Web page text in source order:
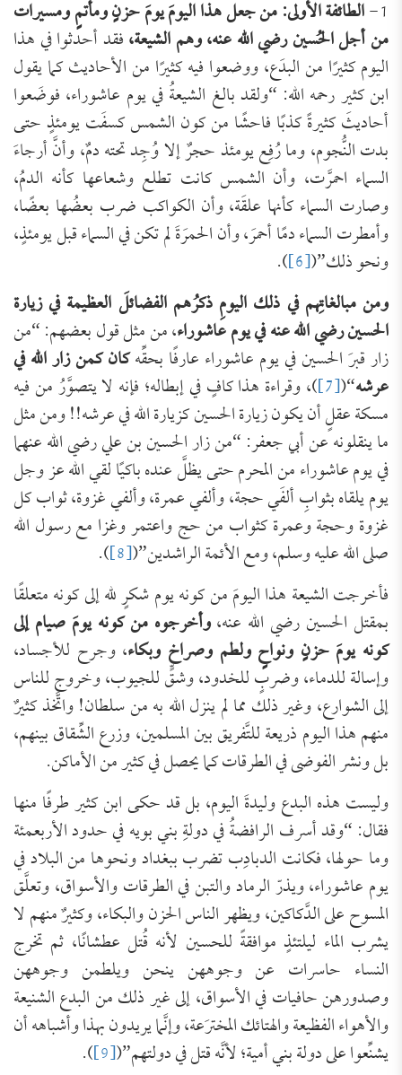
1- الطائفة الأولى: من جعل هذا اليومَ يومَ حزنٍ ومأتمٍ ومسيرات
من أجل الحُسين رضي الله عنه، وهم الشيعة،فقد أحدثوا في هذا
اليوم كثيرًا من البدَع، ووضعوا فيه كثيرًا من الأحاديث كما يقول
ابن كثير رحمه الله: “ولقد بالغ الشيعةُ في يوم عاشوراء، فوضَعوا
أحاديثَ كثيرةً كذبًا فاحشًا من كون الشمس كسفَت يومئذٍ حتى
بدت النُّجوم، وما رُفِع يومئذ حجرٌ إلا وُجِد تحته دمٌ، وأنَّ أرجاءَ
السماء احمرَّت، وأن الشمس كانت تطلع وشعاعها كأنه الدمُ،
وصارت السماء كأنها علقَة، وأن الكواكب ضرب بعضُها بعضًا،
وأمطرت السماء دمًا أحمرَ، وأن الحمرَةَ لم تكن في السماء قبل يومئذٍ،
ونحو ذلك”([6]
).
ومن مبالغاتِهم في ذلك اليومِ ذكرُهم الفضائلَ العظيمة في زيارة
الحسين رضي الله عنه في يوم عاشوراء، من مثل قول بعضهم: “من
زار قبرَ الحسين في يوم عاشوراء عارفًا بحقِّهكان كمن زار الله في
عرشه“(
[7] )، وقراءة هذا كافٍ في إبطاله؛ فإنه لا يتصوَّرُ من فيه
مسكة عقلٍ أن يكون زيارة الحسين كزيارة الله في عرشه!! ومن مثل
ما ينقلونه عن أبي جعفر: “من زار الحسين بن علي رضي الله عنهما
في يوم عاشوراء من المحرم حتى يظلَّ عنده باكيًا لقي الله عز وجل
يوم يلقاه بثوابِ ألفَي حجة، وألفي عمرة، وألفي غزوة، ثواب كل
غزوة وحجة وعمرة كثواب من حج واعتمر وغزا مع رسول الله
صلى الله عليه وسلم، ومع الأئمة الراشدين”([8]
).
فأخرجت الشيعة هذا اليومَ من كونه يوم شكرٍ لله إلى كونه متعلقًا
بمقتل الحسين رضي الله عنه،وأخرجوه من كونه يومَ صيام إلى
كونه يومَ حزنٍ ونواحٍ ولطم وصراخ وبكاء، وجرح للأجساد،
وإسالة للدماء، وضربٍ للخدود، وشقٍّ للجيوب، وخروج للناس
إلى الشوارع، وغير ذلك مما لم ينزل الله به من سلطان! واتَّخذ كثيرٌ
منهم هذا اليوم ذريعة للتَّفريق بين المسلمين، وزرع الشِّقاق بينهم،
بل ونشر الفوضى في الطرقات كما يحصل في كثير من الأماكن.
وليست هذه البدع وليدةَ اليوم، بل قد حكى ابن كثير طرفًا منها
فقال: “وقد أسرف الرافضةُ في دولةِ بني بويه في حدود الأربعمئة
وما حولها، فكانت الدبادِب تضرب ببغداد ونحوها من البلاد في
يوم عاشوراء، ويذرّ الرماد والتبن في الطرقات والأسواق، وتعلَّق
المسوح على الدَّكاكين، ويظهر الناس الحزن والبكاء، وكثيرٌ منهم لا
يشرب الماء ليلتئذٍ موافقةً للحسين لأنه قُتل عطشانًا، ثم تخرج
النساء حاسرات عن وجوههن ينحن ويلطمن وجوههن
وصدورهن حافيات في الأسواق، إلى غير ذلك من البدع الشنيعة
والأهواء الفظيعة والهتائك المخترَعة، وإنَّما يريدون بهذا وأشباهه أن
يشنِّعوا على دولة بني أمية؛ لأنَّه قتل في دولتهم”([9]
).